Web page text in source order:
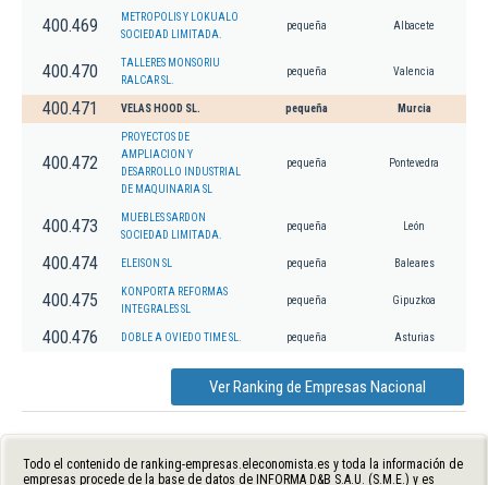
400.469
METROPOLIS Y LOKUALO
SOCIEDAD LIMITADA.
pequeña Albacete
400.470
TALLERES MONSORIU
RALCAR SL.
pequeña Valencia
400.471 VELAS HOOD SL. pequeña Murcia
400.472
PROYECTOS DE
AMPLIACION Y
DESARROLLO INDUSTRIAL
DE MAQUINARIA SL
pequeña Pontevedra
400.473
MUEBLES SARDON
SOCIEDAD LIMITADA.
pequeña León
400.474 ELEISON SL pequeña Baleares
400.475
KONPORTA REFORMAS
INTEGRALES SL
pequeña Gipuzkoa
400.476 DOBLE A OVIEDO TIME SL. pequeña Asturias
Ver Ranking de Empresas Nacional
Todo el contenido de ranking-empresas.eleconomista.es y toda la información de
empresas procede de la base de datos de INFORMA D&B S.A.U. (S.M.E.) y es